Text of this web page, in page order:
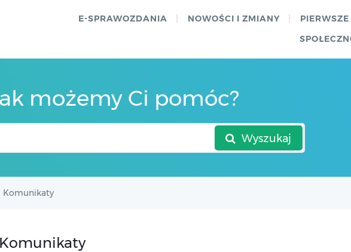
E-SPRAWOZDANIA NOWOŚCI I ZMIANY
możemy Ci pomóc?
Wyszukaj
Komunikaty
Komunikaty